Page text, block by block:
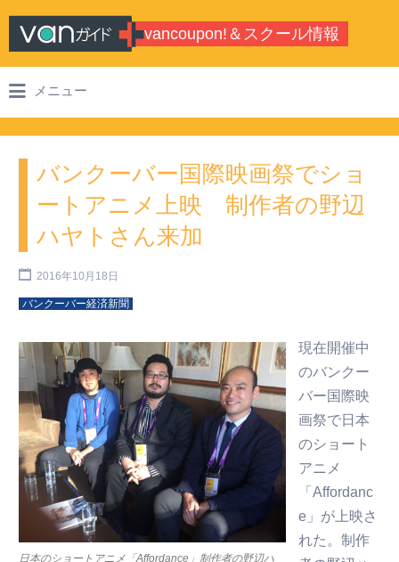
vancoupon!＆スクール情報
バンクーバーのシティガイド・学校情
報
メニュー
バンクーバー国際映画祭でショ
ートアニメ上映 制作者の野辺
ハヤトさん来加
2016年10月18日
バンクーバー経済新聞
日本のショートアニメ「Affordance」制作者の野辺ハ
現在開催中
のバンクー
バー国際映
画祭で日本
のショート
アニメ
「Affordanc
e」が上映さ
れた。制作